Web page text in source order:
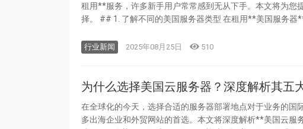
租用**服务，许多新手用户常常感到无从下手。本文将为
择。 ## 1. 了解不同的美国服务器类型
行业新闻 2025年08月25日 510
为什么选择美国云服务器？深度解析其五
在全球化的今天，选择合适的服务器部署地点对于业务的
多出海企业和外贸网站的首选。本文将深度解析**美国云服